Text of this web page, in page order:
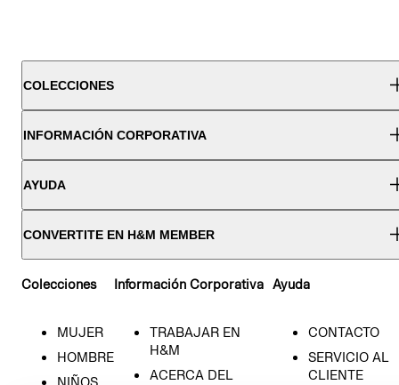
COLECCIONES
INFORMACIÓN CORPORATIVA
AYUDA
CONVERTITE EN H&M MEMBER
Colecciones
MUJER
HOMBRE
Información Corporativa
TRABAJAR EN
H&M
ACERCA DEL
Ayuda
CONTACTO
SERVICIO AL
CLIENTE